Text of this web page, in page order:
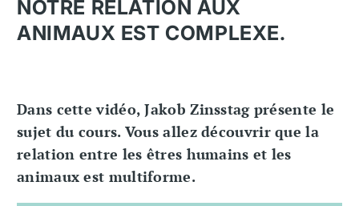
NOTRE RELATION AUX
ANIMAUX EST COMPLEXE.
Dans cette vidéo, Jakob Zinsstag présente le
sujet du cours. Vous allez découvrir que la
relation entre les êtres humains et les
animaux est multiforme.